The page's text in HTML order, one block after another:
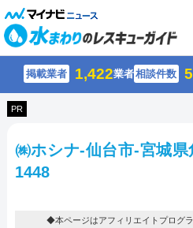
掲載業者 1,422業者相談件数
PR
㈱ホシナ-仙台市-宮城
1448
◆本ページはアフィリエイトプログ